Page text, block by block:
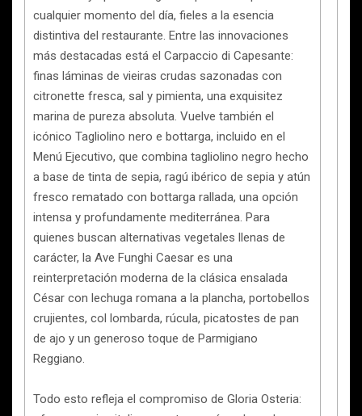
cualquier momento del día, fieles a la esencia
distintiva del restaurante. Entre las innovaciones
más destacadas está el Carpaccio di Capesante:
finas láminas de vieiras crudas sazonadas con
citronette fresca, sal y pimienta, una exquisitez
marina de pureza absoluta. Vuelve también el
icónico Tagliolino nero e bottarga, incluido en el
Menú Ejecutivo, que combina tagliolino negro hecho
a base de tinta de sepia, ragú ibérico de sepia y atún
fresco rematado con bottarga rallada, una opción
intensa y profundamente mediterránea. Para
quienes buscan alternativas vegetales llenas de
carácter, la Ave Funghi Caesar es una
reinterpretación moderna de la clásica ensalada
César con lechuga romana a la plancha, portobellos
crujientes, col lombarda, rúcula, picatostes de pan
de ajo y un generoso toque de Parmigiano
Reggiano.
Todo esto refleja el compromiso de Gloria Osteria: